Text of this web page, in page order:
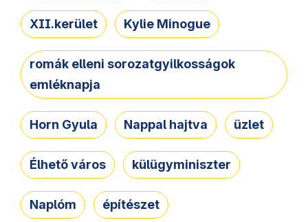
XII.kerület Kylie Minogue
romák elleni sorozatgyilkosságok
emléknapja
Horn Gyula Nappal hajtva üzlet
Élhető város külügyminiszter
Naplóm építészet